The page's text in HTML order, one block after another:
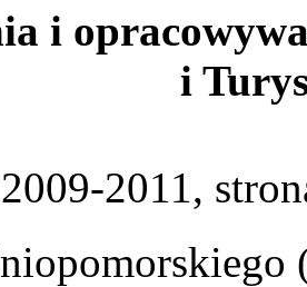
i
i
2011,